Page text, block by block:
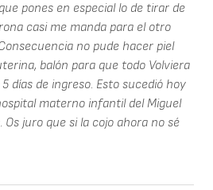
pones en especial lo de tirar de
casi me manda para el otro
no pude hacer piel
balón para que todo Volviera
días de ingreso. Esto sucedió hoy
materno infantil del Miguel
Os juro que si la cojo ahora no sé